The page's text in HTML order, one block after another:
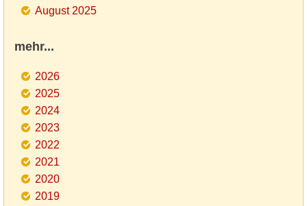
August 2025
mehr...
2026
2025
2024
2023
2022
2021
2020
2019